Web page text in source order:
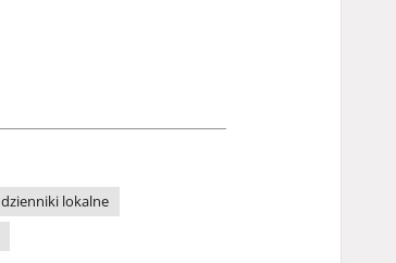
dzienniki lokalne